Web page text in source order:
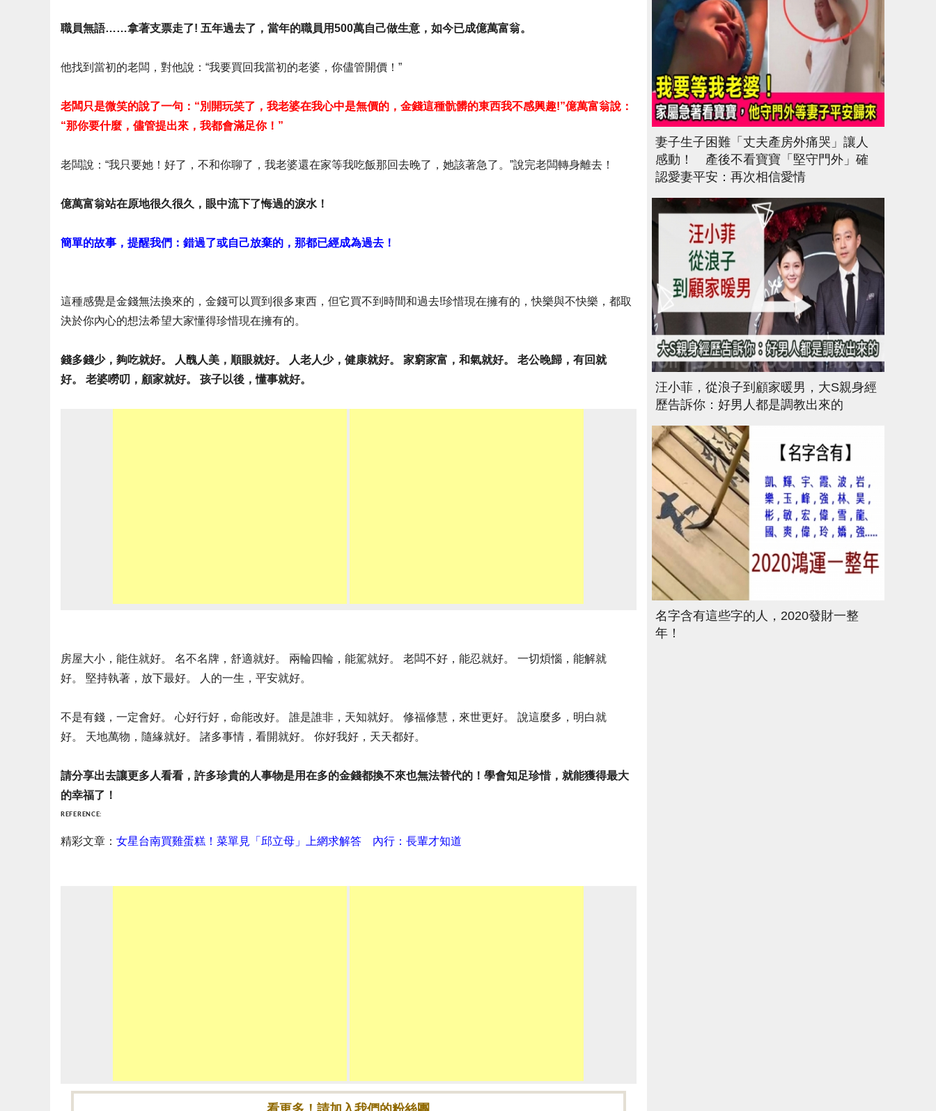
職員無語……拿著支票走了! 五年過去了，當年的職員用500萬自己做生意，如今已成億萬富翁。
他找到當初的老闆，對他說：“我要買回我當初的老婆，你儘管開價！”
老闆只是微笑的說了一句：“別開玩笑了，我老婆在我心中是無價的，金錢這種骯髒的東西我不感興趣!”億萬富翁說：
“那你要什麼，儘管提出來，我都會滿足你！”
老闆說：“我只要她！好了，不和你聊了，我老婆還在家等我吃飯那回去晚了，她該著急了。”說完老闆轉身離去！
億萬富翁站在原地很久很久，眼中流下了悔過的淚水！
簡單的故事，提醒我們：錯過了或自己放棄的，那都已經成為過去！
這種感覺是金錢無法換來的，金錢可以買到很多東西，但它買不到時間和過去!珍惜現在擁有的，快樂與不快樂，都取
決於你內心的想法希望大家懂得珍惜現在擁有的。
錢多錢少，夠吃就好。 人醜人美，順眼就好。 人老人少，健康就好。 家窮家富，和氣就好。 老公晚歸，有回就
好。 老婆嘮叨，顧家就好。 孩子以後，懂事就好。
房屋大小，能住就好。 名不名牌，舒適就好。 兩輪四輪，能駕就好。 老闆不好，能忍就好。 一切煩惱，能解就
好。 堅持執著，放下最好。 人的一生，平安就好。
不是有錢，一定會好。 心好行好，命能改好。 誰是誰非，天知就好。 修福修慧，來世更好。 說這麼多，明白就
好。 天地萬物，隨緣就好。 諸多事情，看開就好。 你好我好，天天都好。
請分享出去讓更多人看看，許多珍貴的人事物是用在多的金錢都換不來也無法替代的！學會知足珍惜，就能獲得最大
的幸福了！
REFERENCE:
精彩文章： 女星台南買雞蛋糕！菜單見「邱立母」上網求解答 內行：長輩才知道
妻子生子困難「丈夫產房外痛哭」讓人
感動！ 產後不看寶寶「堅守門外」確
認愛妻平安：再次相信愛情
汪小菲，從浪子到顧家暖男，大S親身經
歷告訴你：好男人都是調教出來的
名字含有這些字的人，2020發財一整
年！